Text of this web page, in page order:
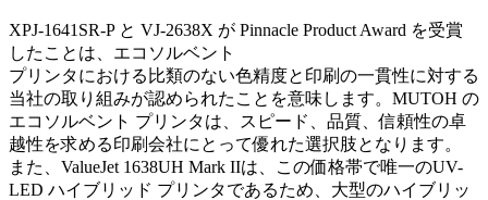
XPJ-1641SR-P と VJ-2638X が Pinnacle Product Award を受賞
したことは、エコソルベント
プリンタにおける比類のない色精度と印刷の一貫性に対する
当社の取り組みが認められたことを意味します。MUTOH の
エコソルベント プリンタは、スピード、品質、信頼性の卓
越性を求める印刷会社にとって優れた選択肢となります。
また、ValueJet 1638UH Mark IIは、この価格帯で唯一のUV-
LED ハイブリッド プリンタであるため、大型のハイブリッ